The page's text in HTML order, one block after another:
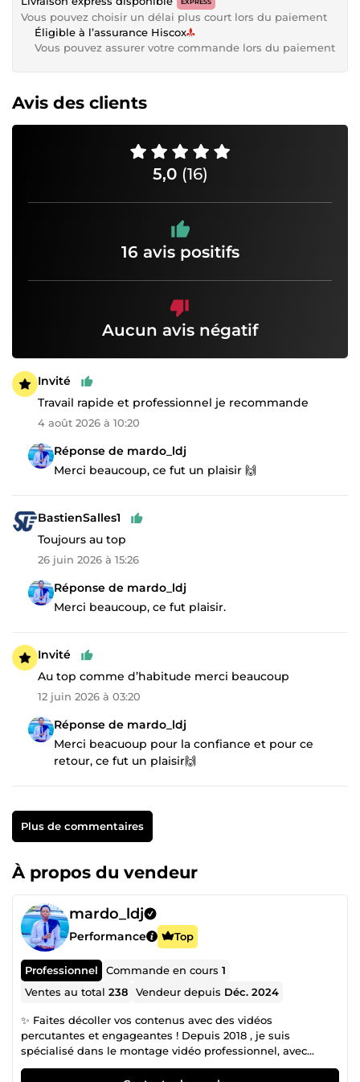
Vous pouvez choisir un délai plus court lors du paiement
Éligible à l’assurance Hiscox
Vous pouvez assurer votre commande lors du paiement
Avis des clients
5,0 (16)
16 avis positifs
Aucun avis négatif
Invité
Travail rapide et professionnel je recommande
4 août 2026 à 10:20
Réponse de mardo_ldj
Merci beaucoup, ce fut un plaisir 🙌
BastienSalles1
Toujours au top
26 juin 2026 à 15:26
Réponse de mardo_ldj
Merci beaucoup, ce fut plaisir.
Invité
Au top comme d’habitude merci beaucoup
12 juin 2026 à 03:20
Réponse de mardo_ldj
Merci beacuoup pour la confiance et pour ce
retour, ce fut un plaisir🙌
Plus de commentaires
À propos du vendeur
mardo_ldj
Performance Top
Professionnel Commande en cours1
Ventes au total238 Vendeur depuis Déc. 2024
✨ Faites décoller vos contenus avec des vidéos
percutantes et engageantes ! Depuis 2018 , je suis
spécialisé dans le montage vidéo professionnel, avec
l’objectif d’aider mes clients à transformer leurs idées en